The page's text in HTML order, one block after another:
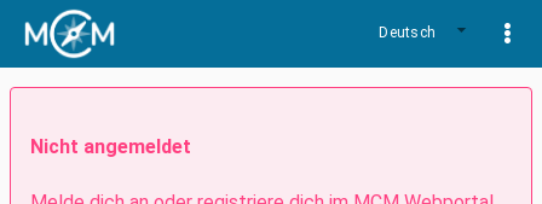
Deutsch
Nicht angemeldet